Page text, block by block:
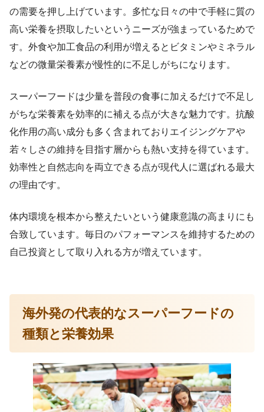
の需要を押し上げています。多忙な日々の中で手軽に質の
高い栄養を摂取したいというニーズが強まっているためで
す。外食や加工食品の利用が増えるとビタミンやミネラル
などの微量栄養素が慢性的に不足しがちになります。
スーパーフードは少量を普段の食事に加えるだけで不足し
がちな栄養素を効率的に補える点が大きな魅力です。抗酸
化作用の高い成分も多く含まれておりエイジングケアや
若々しさの維持を目指す層からも熱い支持を得ています。
効率性と自然志向を両立できる点が現代人に選ばれる最大
の理由です。
体内環境を根本から整えたいという健康意識の高まりにも
合致しています。毎日のパフォーマンスを維持するための
自己投資として取り入れる方が増えています。
海外発の代表的なスーパーフードの
種類と栄養効果